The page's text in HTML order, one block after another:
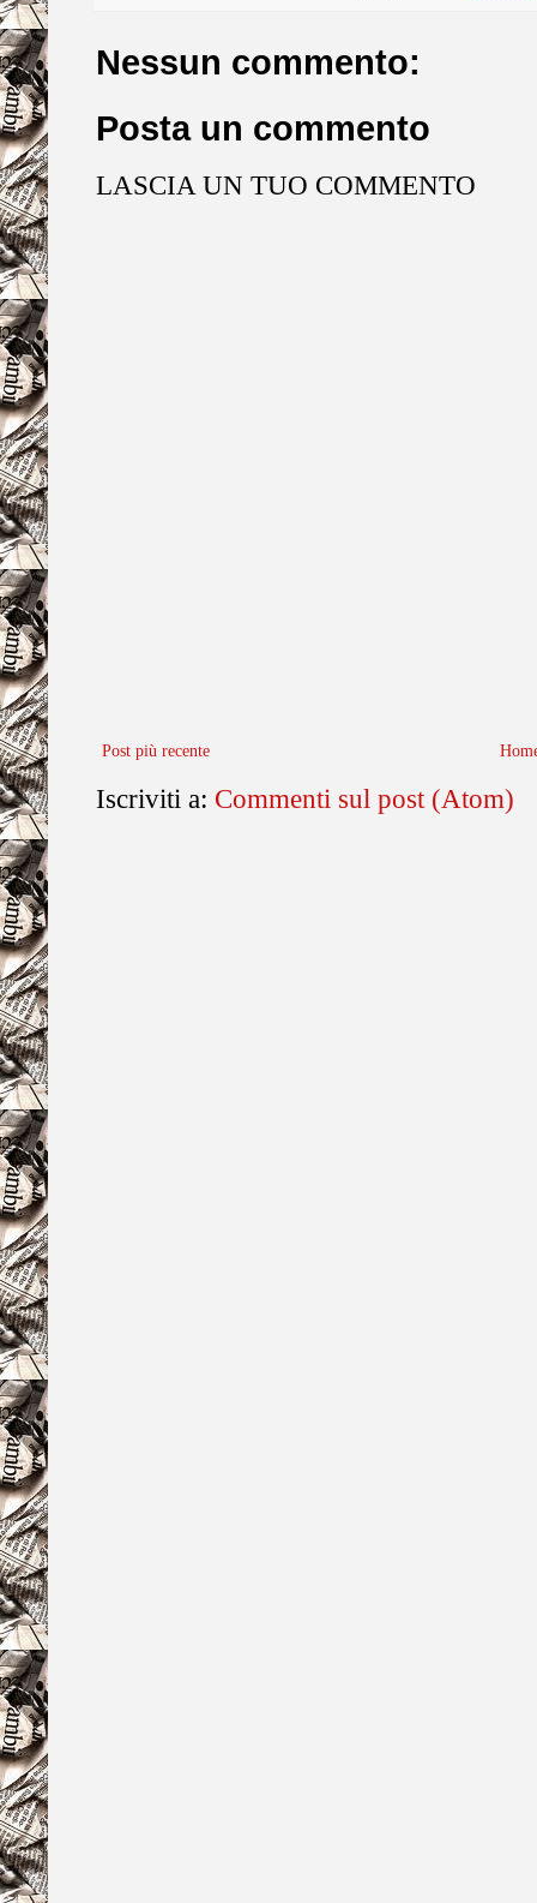
Nessun commento:
Posta un commento
LASCIA UN TUO COMMENTO
Post più recente
Iscriviti a: Commenti sul post (Atom)